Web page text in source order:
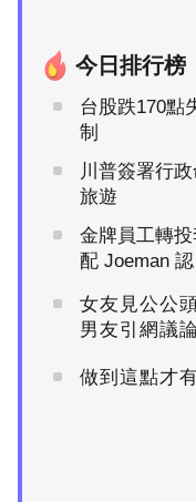
今日排行榜
台股跌170點
制
川普簽署行
旅遊
金牌員工轉
配 Joeman
女友見公公
男友引網議論
做到這點才